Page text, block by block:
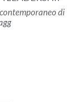
di